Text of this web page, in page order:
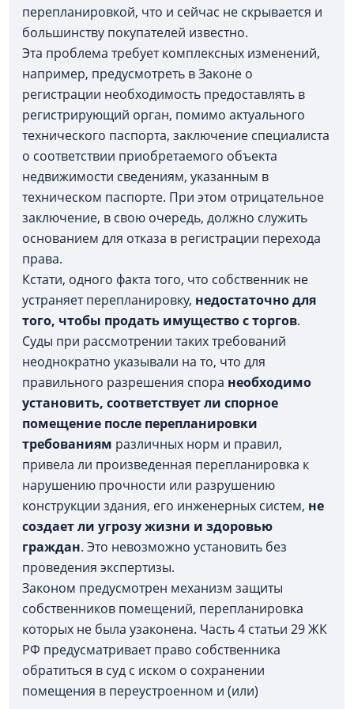
перепланировкой, что и сейчас не скрывается и
большинству покупателей известно.
Эта проблема требует комплексных изменений,
например, предусмотреть в Законе о
регистрации необходимость предоставлять в
регистрирующий орган, помимо актуального
технического паспорта, заключение специалиста
о соответствии приобретаемого объекта
недвижимости сведениям, указанным в
техническом паспорте. При этом отрицательное
заключение, в свою очередь, должно служить
основанием для отказа в регистрации перехода
права.
Кстати, одного факта того, что собственник не
устраняет перепланировку, недостаточно для
того, чтобы продать имущество с торгов.
Суды при рассмотрении таких требований
неоднократно указывали на то, что для
правильного разрешения спора необходимо
установить, соответствует ли спорное
помещение после перепланировки
требованиям различных норм и правил,
привела ли произведенная перепланировка к
нарушению прочности или разрушению
конструкции здания, его инженерных систем, не
создает ли угрозу жизни и здоровью
граждан. Это невозможно установить без
проведения экспертизы.
Законом предусмотрен механизм защиты
собственников помещений, перепланировка
которых не была узаконена. Часть 4 статьи 29 ЖК
РФ предусматривает право собственника
обратиться в суд с иском о сохранении
помещения в переустроенном и (или)